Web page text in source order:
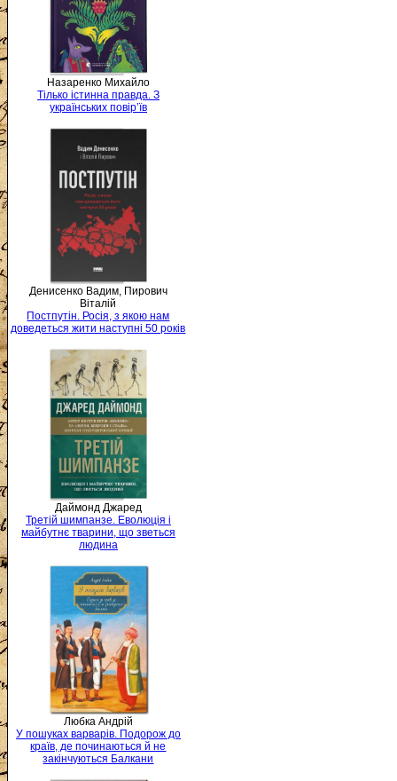
Назаренко Михайло
Тілько істинна правда. З
українських повір’їв
Денисенко Вадим, Пирович
Віталій
Постпутін. Росія, з якою нам
доведеться жити наступні 50 років
Даймонд Джаред
Третій шимпанзе. Еволюція і
майбутнє тварини, що зветься
людина
Любка Андрій
У пошуках варварів. Подорож до
країв, де починаються й не
закінчуються Балкани